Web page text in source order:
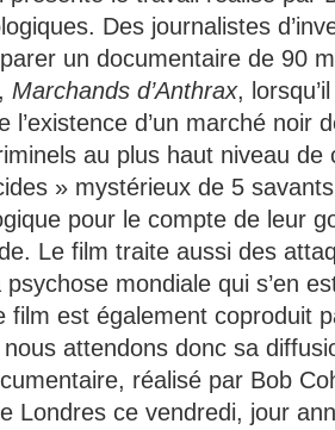
Des journalistes
un documentaire de 90
Marchands d’Anthrax,
l’existence d’un marché noir
au plus haut niveau
» mystérieux de 5
pour le compte de leur
Le film traite aussi des
mondiale qui s’en
film est également coproduit
attendons donc sa
réalisé par Bob
Londres ce vendredi, jour